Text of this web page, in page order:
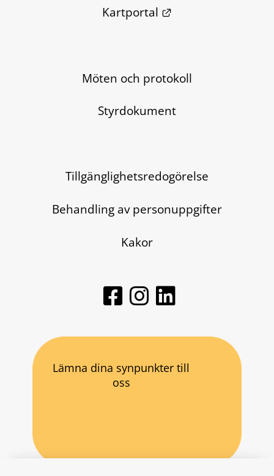
Kartportal
Länk till annan
Möten och protokoll
Styrdokument
Tillgänglighetsredogörelse
Behandling av personuppgifter
Kakor
Lämna dina synpunkter till
oss